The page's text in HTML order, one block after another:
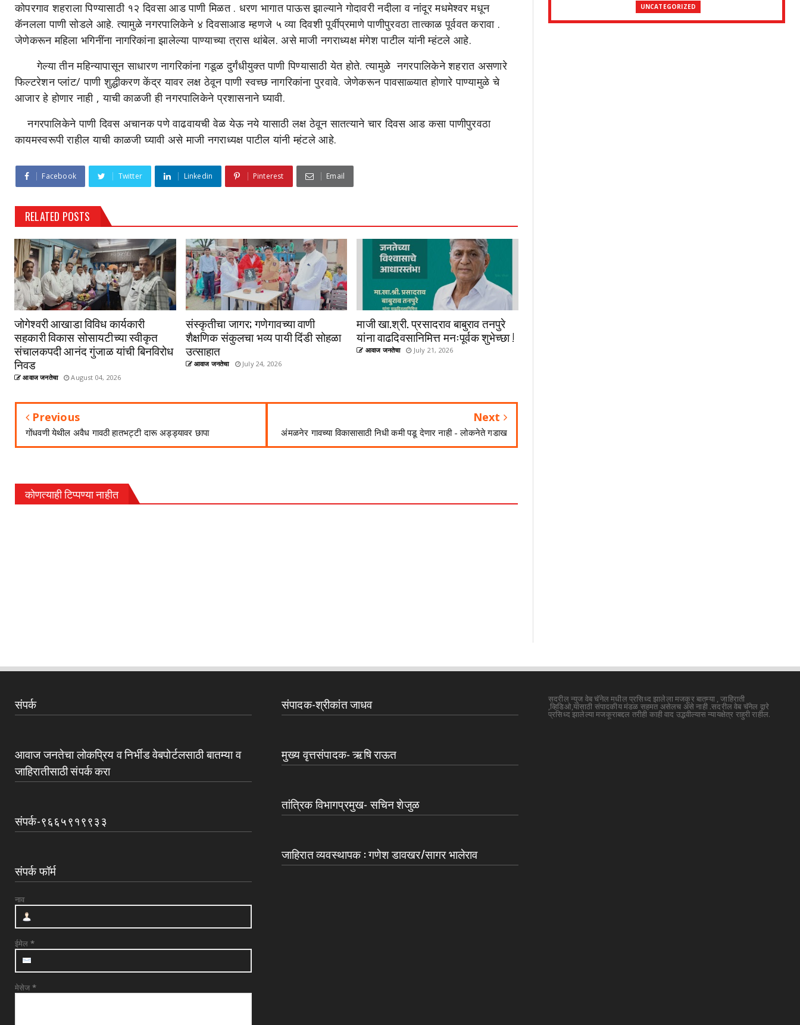
कोपरगाव शहराला पिण्यासाठी १२ दिवसा आड पाणी मिळत . धरण भागात पाऊस झाल्याने गोदावरी नदीला व नांदूर मधमेश्वर मधून
कॅनलला पाणी सोडले आहे. त्यामुळे नगरपालिकेने ४ दिवसाआड म्हणजे ५ व्या दिवशी पूर्वीप्रमाणे पाणीपुरवठा तात्काळ पूर्ववत करावा .
जेणेकरून महिला भगिनींना नागरिकांना झालेल्या पाण्याच्या त्रास थांबेल. असे माजी नगराध्यक्ष मंगेश पाटील यांनी म्हंटले आहे.
गेल्या तीन महिन्यापासून साधारण नागरिकांना गडूळ दुर्गंधीयुक्त पाणी पिण्यासाठी येत होते. त्यामुळे नगरपालिकेने शहरात असणारे
फिल्टरेशन प्लांट/ पाणी शुद्धीकरण केंद्र यावर लक्ष ठेवून पाणी स्वच्छ नागरिकांना पुरवावे. जेणेकरून पावसाळ्यात होणारे पाण्यामुळे चे
आजार हे होणार नाही , याची काळजी ही नगरपालिकेने प्रशासनाने घ्यावी.
नगरपालिकेने पाणी दिवस अचानक पणे वाढवायची वेळ येऊ नये यासाठी लक्ष ठेवून सातत्याने चार दिवस आड कसा पाणीपुरवठा
कायमस्वरूपी राहील याची काळजी घ्यावी असे माजी नगराध्यक्ष पाटील यांनी म्हंटले आहे.
Facebook Twitter Linkedin Pinterest Email
RELATED POSTS
जोगेश्वरी आखाडा विविध कार्यकारी
सहकारी विकास सोसायटीच्या स्वीकृत
संचालकपदी आनंद गुंजाळ यांची बिनविरोध
निवड
आवाज जनतेचा August 04, 2026
संस्कृतीचा जागर; गणेगावच्या वाणी
शैक्षणिक संकुलचा भव्य पायी दिंडी सोहळा
उत्साहात
आवाज जनतेचा July 24, 2026
माजी खा.श्री. प्रसादराव बाबुराव तनपुरे
यांना वाढदिवसानिमित्त मनःपूर्वक शुभेच्छा !
आवाज जनतेचा July 21, 2026
Previous
गोंधवणी येथील अवैध गावठी हातभट्टी दारू अड्ड्यावर छापा
Next
अंमळनेर गावच्या विकासासाठी निधी कमी पडू देणार नाही - लोकनेते गडाख
कोणत्याही टिप्पण्‍या नाहीत
UNCATEGORIZED
देवळाली प्रवरा येथील विधिज्ञ ॲड. प्रकाश संसारे
संपर्क
आवाज जनतेचा लोकप्रिय व निर्भीड वेबपोर्टलसाठी बातम्या व
जाहिरातीसाठी संपर्क करा
संपर्क-९६६५९१९९३३
संपर्क फॉर्म
नाव
ईमेल *
मेसेज *
संपादक-श्रीकांत जाधव
मुख्य वृत्तसंपादक- ऋषि राऊत
तांत्रिक विभागप्रमुख- सचिन शेजुळ
जाहिरात व्यवस्थापक : गणेश डावखर/सागर भालेराव
सदरील न्युज वेब चॅनेल मधील प्रसिध्द झालेला मजकूर बातम्या , जाहिराती
,व्हिडिओ,यांसाठी संपादकीय मंडळ सहमत असेलच असे नाही .सदरील वेब चॅनेल द्वारे
प्रसिध्द झालेल्या मजकूराबद्दल तरीही काही वाद उद्भवील्यास न्यायक्षेत्र राहुरी राहील.